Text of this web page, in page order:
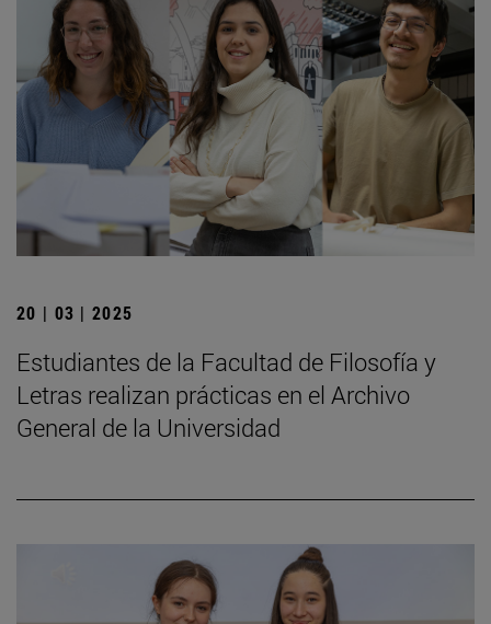
20 | 03 | 2025
Estudiantes de la Facultad de Filosofía y
Letras realizan prácticas en el Archivo
General de la Universidad